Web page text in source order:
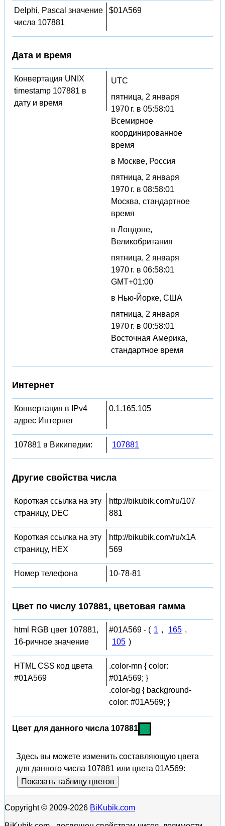
Delphi, Pascal значение
числа 107881
$01A569
Дата и время
Конвертация UNIX
timestamp 107881 в
дату и время
UTC
пятница, 2 января
1970 г. в 05:58:01
Всемирное
координированное
время
в Москве, Россия
пятница, 2 января
1970 г. в 08:58:01
Москва, стандартное
время
в Лондоне,
Великобритания
пятница, 2 января
1970 г. в 06:58:01
GMT+01:00
в Нью-Йорке, США
пятница, 2 января
1970 г. в 00:58:01
Восточная Америка,
стандартное время
Интернет
Конвертация в IPv4
адрес Интернет
0.1.165.105
107881 в Википедии: 107881
Другие свойства числа
Короткая ссылка на эту
страницу, DEC
http://bikubik.com/ru/107
881
Короткая ссылка на эту
страницу, HEX
http://bikubik.com/ru/x1A
569
Номер телефона 10-78-81
Цвет по числу 107881, цветовая гамма
html RGB цвет 107881,
16-ричное значение
#01A569 - ( 1 , 165 ,
105 )
HTML CSS код цвета
#01A569
.color-mn { color:
#01A569; }
.color-bg { background-
color: #01A569; }
Цвет для данного числа 107881
Здесь вы можете изменить составляющую цвета
для данного числа 107881 или цвета 01A569:
Показать таблицу цветов
Copyright © 2009-2026 BiKubik.com